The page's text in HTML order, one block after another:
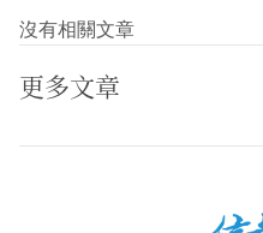
沒有相關文章
更多文章